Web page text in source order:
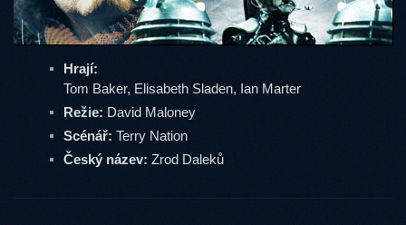
Hrají:
Tom Baker, Elisabeth Sladen, Ian Marter
Režie: David Maloney
Scénář: Terry Nation
Český název: Zrod Daleků